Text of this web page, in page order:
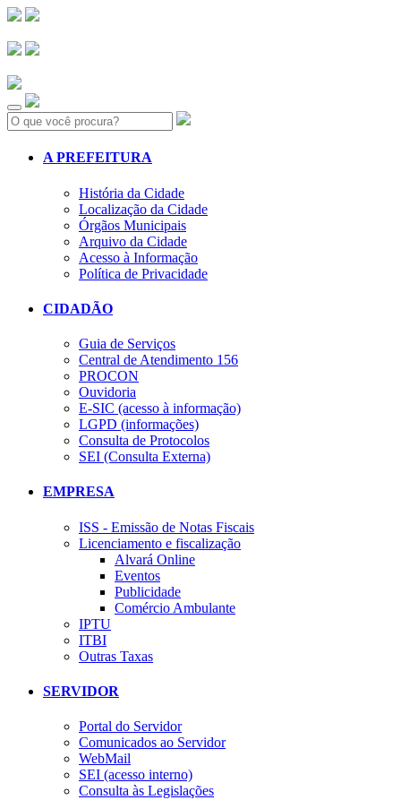
Search:
A PREFEITURA
História da Cidade
Localização da Cidade
Órgãos Municipais
Arquivo da Cidade
Acesso à Informação
Política de Privacidade
CIDADÃO
Guia de Serviços
Central de Atendimento 156
PROCON
Ouvidoria
E-SIC (acesso à informação)
LGPD (informações)
Consulta de Protocolos
SEI (Consulta Externa)
EMPRESA
ISS - Emissão de Notas Fiscais
Licenciamento e fiscalização
Alvará Online
Eventos
Publicidade
Comércio Ambulante
IPTU
ITBI
Outras Taxas
SERVIDOR
Portal do Servidor
Comunicados ao Servidor
WebMail
SEI (acesso interno)
Consulta às Legislações